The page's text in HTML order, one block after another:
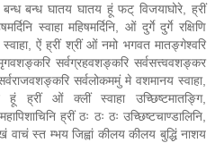
बन्ध घातय घातय हूं फट् विजयाघोरे, ह्रीं
स्वाहा महिषमर्दिनि, ओं दुर्गे दुर्गे रक्षिणि
स्वाहा, ऐं ह्रीं श्रीं ओं नमो भगवत मातङ्गेश्वरि
सर्वग्रहवशङ्करि सर्वसत्त्ववशङ्कर
सर्वलोकममुं मे वशमानय स्वाहा,
हूं ह्रीं ओं क्लीं स्वाहा उच्छिष्टमातङ्गि,
ह्रीं ठः ठः ठः उच्छिष्टचाण्डालिनि,
वाचं स्त म्भय जिह्वां कीलय कीलय बुद्धिं नाशय